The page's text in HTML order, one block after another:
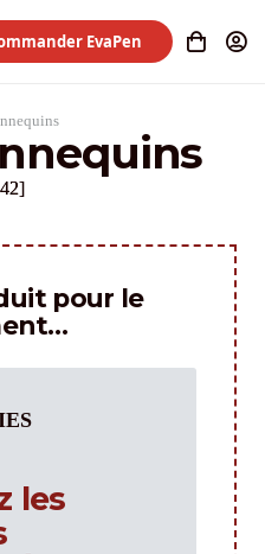
EvaPen
pour le
les